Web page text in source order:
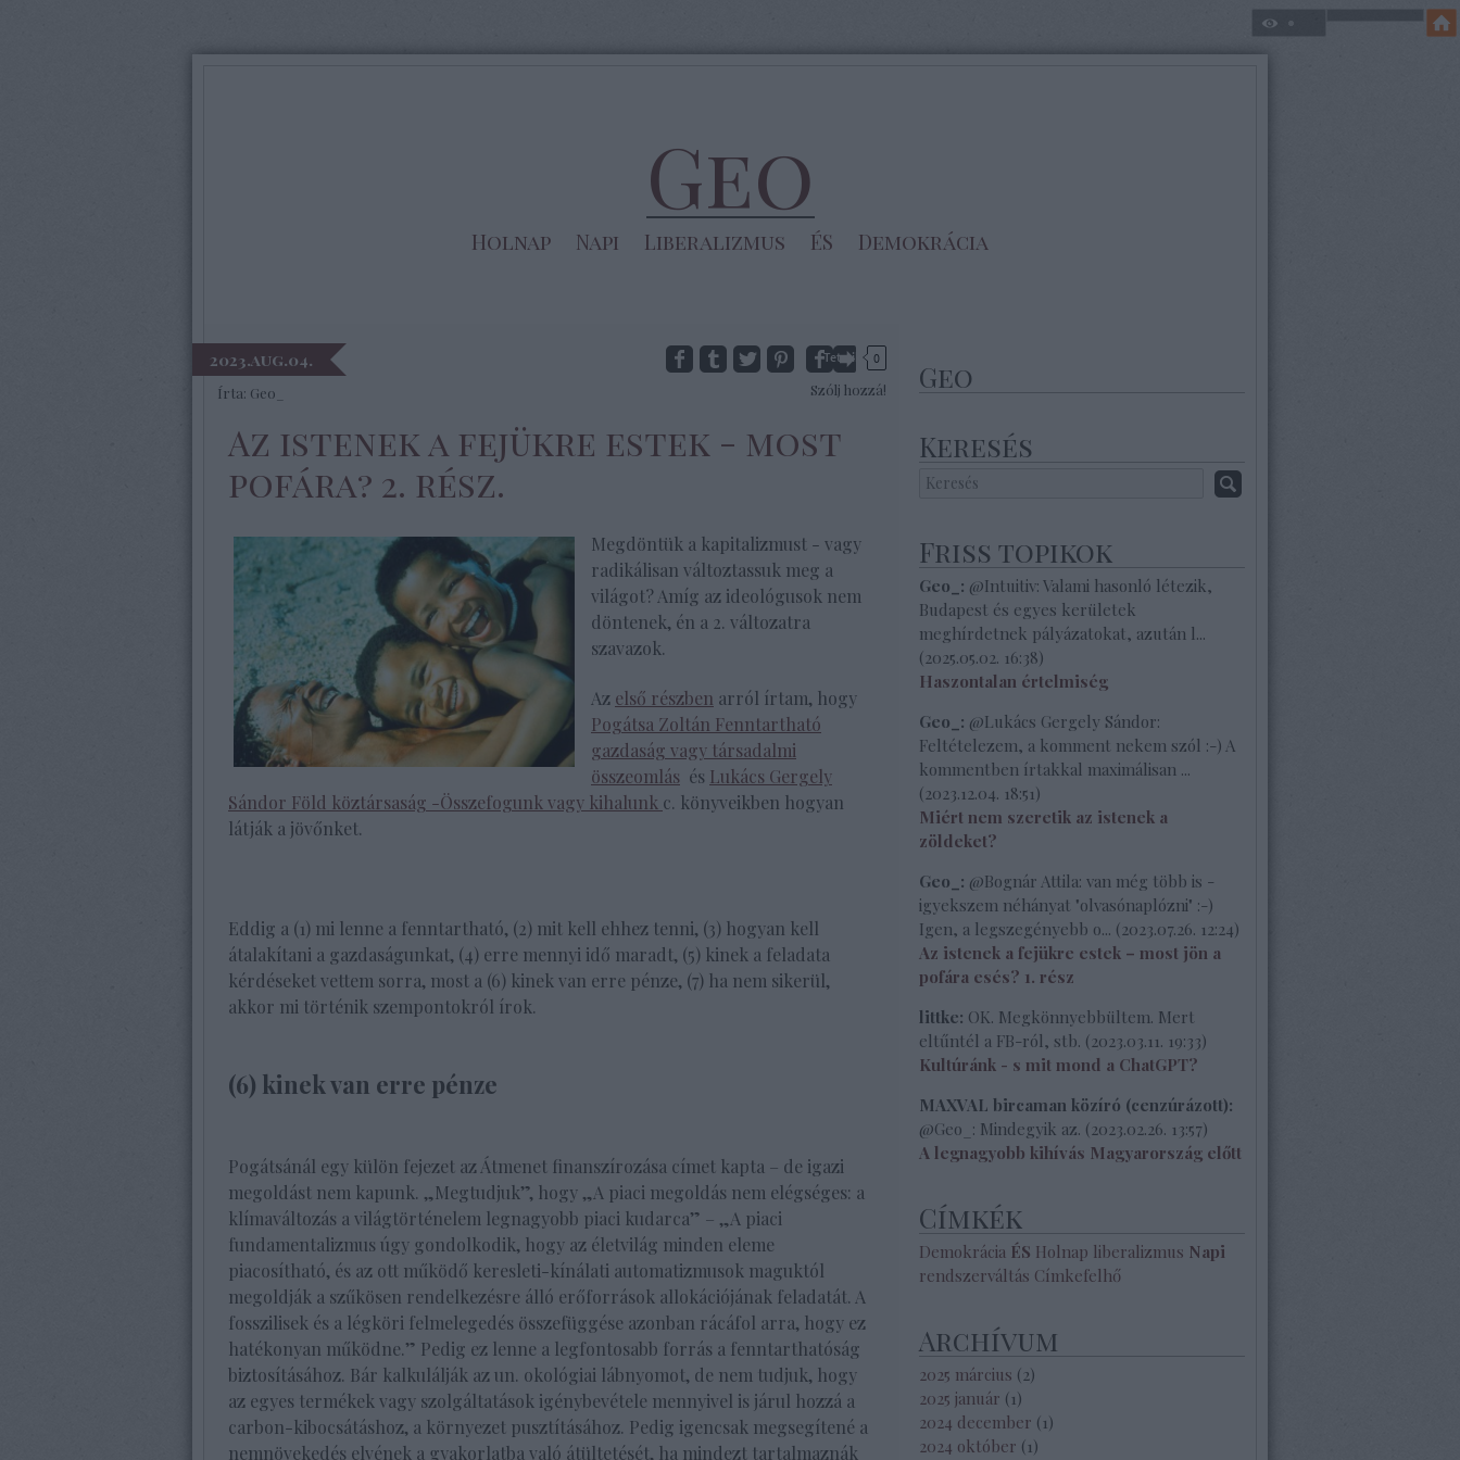
Geo
Holnap Napi Liberalizmus ÉS Demokrácia
2023.aug.04. Tetszik 0
Írta: Geo_ Szólj hozzá!
Az istenek a fejükre estek - most
pofára? 2. rész.
Megdöntük a kapitalizmust - vagy
radikálisan változtassuk meg a
világot? Amíg az ideológusok nem
döntenek, én a 2. változatra
szavazok.
Az első részben arról írtam, hogy
Pogátsa Zoltán Fenntartható
gazdaság vagy társadalmi
összeomlás és Lukács Gergely
Sándor Föld köztársaság -Összefogunk vagy kihalunk c. könyveikben hogyan
látják a jövőnket.
Eddig a (1) mi lenne a fenntartható, (2) mit kell ehhez tenni, (3) hogyan kell
átalakítani a gazdaságunkat, (4) erre mennyi idő maradt, (5) kinek a feladata
kérdéseket vettem sorra, most a (6) kinek van erre pénze, (7) ha nem sikerül,
akkor mi történik szempontokról írok.
(6) kinek van erre pénze
Pogátsánál egy külön fejezet az Átmenet finanszírozása címet kapta – de igazi
megoldást nem kapunk. „Megtudjuk”, hogy „A piaci megoldás nem elégséges: a
klímaváltozás a világtörténelem legnagyobb piaci kudarca” – „A piaci
fundamentalizmus úgy gondolkodik, hogy az életvilág minden eleme
piacosítható, és az ott működő keresleti-kínálati automatizmusok maguktól
megoldják a szűkösen rendelkezésre álló erőforrások allokációjának feladatát. A
fosszilisek és a légköri felmelegedés összefüggése azonban rácáfol arra, hogy ez
hatékonyan működne.” Pedig ez lenne a legfontosabb forrás a fenntarthatóság
biztosításához. Bár kalkulálják az un. okológiai lábnyomot, de nem tudjuk, hogy
az egyes termékek vagy szolgáltatások igénybevétele mennyivel is járul hozzá a
carbon-kibocsátáshoz, a környezet pusztításához. Pedig igencsak megsegítené a
nemnövekedés elvének a gyakorlatba való átültetését, ha mindezt tartalmaznák
Geo
Keresés
Friss topikok
Geo_: @Intuitiv: Valami hasonló létezik,
Budapest és egyes kerületek
meghírdetnek pályázatokat, azután l...
(2025.05.02. 16:38)
Haszontalan értelmiség
Geo_: @Lukács Gergely Sándor:
Feltételezem, a komment nekem szól :-) A
kommentben írtakkal maximálisan ...
(2023.12.04. 18:51)
Miért nem szeretik az istenek a
zöldeket?
Geo_: @Bognár Attila: van még több is -
igyekszem néhányat "olvasónaplózni" :-)
Igen, a legszegényebb o... (2023.07.26. 12:24)
Az istenek a fejükre estek – most jön a
pofára esés? 1. rész
littke: OK. Megkönnyebbültem. Mert
eltűntél a FB-ról, stb. (2023.03.11. 19:33)
Kultúránk - s mit mond a ChatGPT?
MAXVAL birсaman közíró (cenzúrázott):
@Geo_: Mindegyik az. (2023.02.26. 13:57)
A legnagyobb kihívás Magyarország előtt
Címkék
Demokrácia ÉS Holnap liberalizmus Napi
rendszerváltás Címkefelhő
Archívum
2025 március (2)
2025 január ( 1)
2024 december ( 1)
2024 október ( 1)